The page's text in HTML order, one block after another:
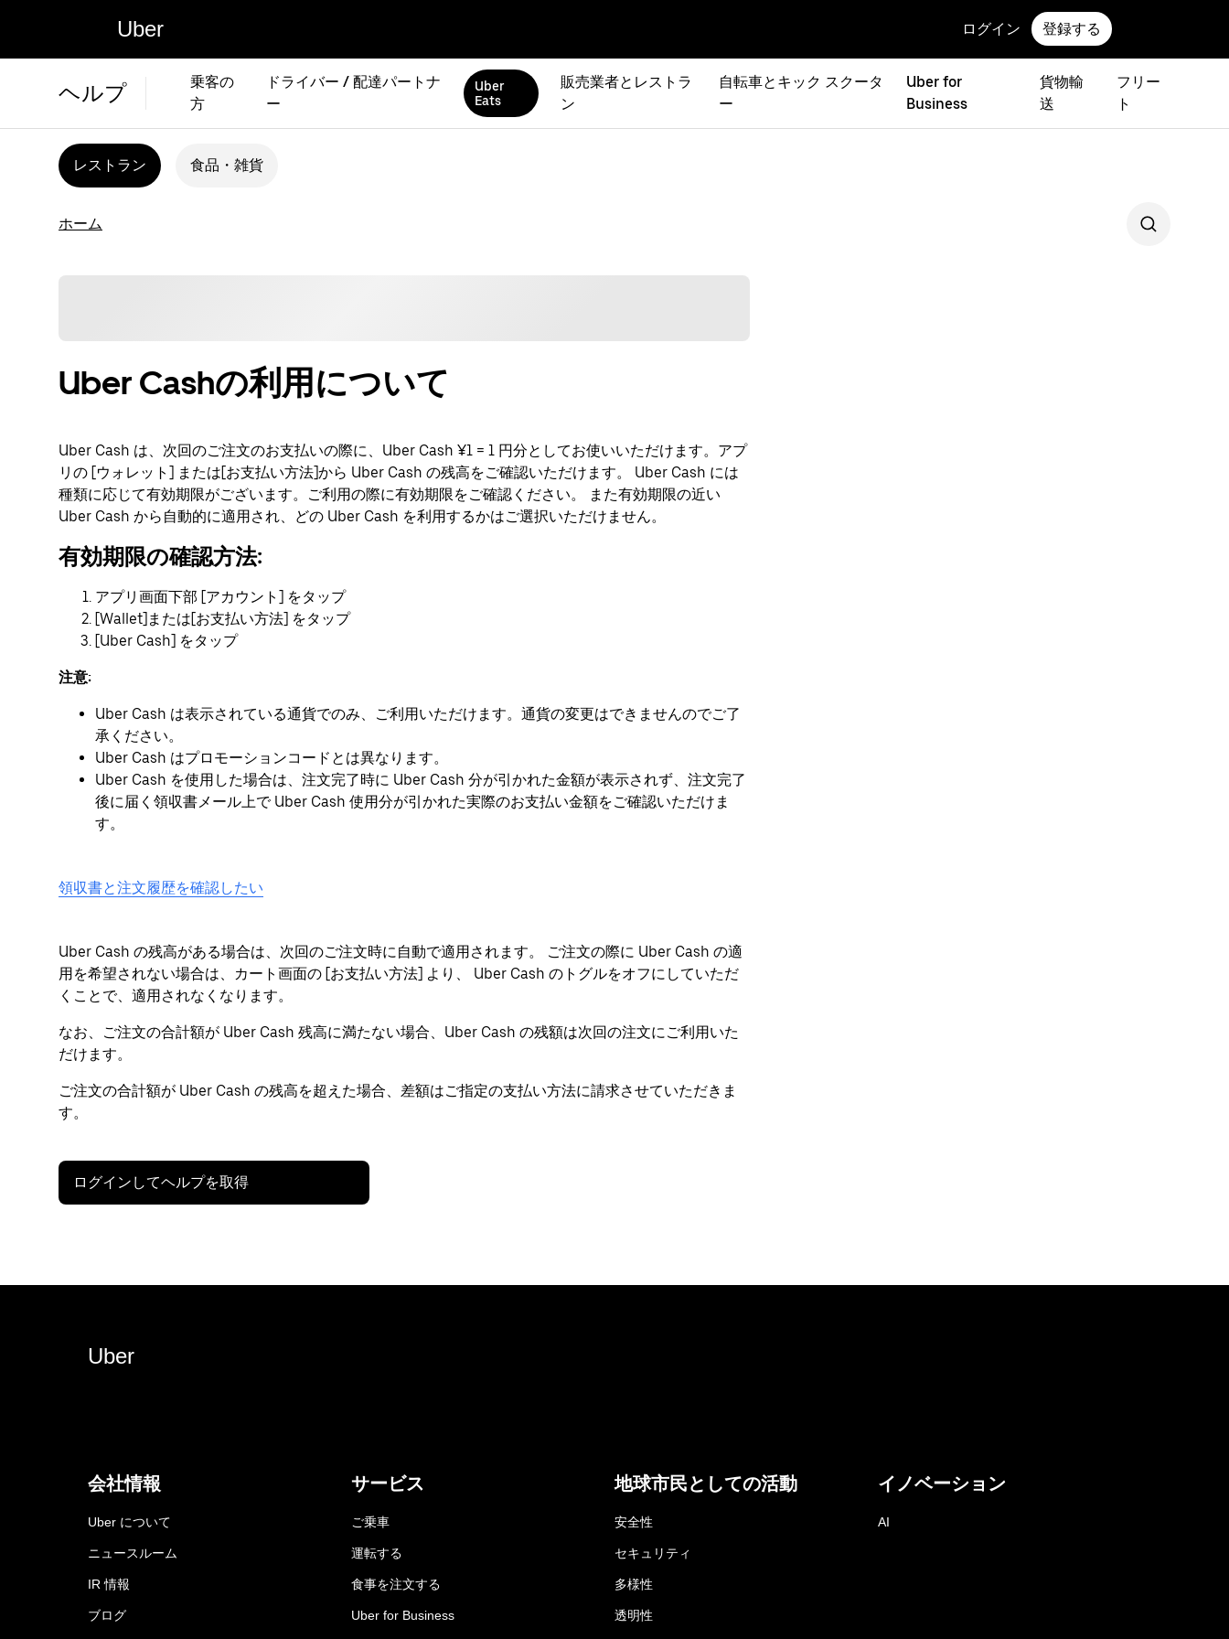
Uber ログイン 登録する
ヘルプ
乗客の
方
ドライバー / 配達パートナ
ー
Uber
Eats
販売業者とレストラ
ン
自転車とキック スクータ
ー
Uber for
Business
貨物輸
送
フリー
ト
レストラン 食品・雑貨
ホーム
Uber Cashの利用について
Uber Cash は、次回のご注文のお支払いの際に、Uber Cash ¥1 = 1 円分としてお使いいただけます。アプ
リの [ウォレット] または[お支払い方法]から Uber Cash の残高をご確認いただけます。 Uber Cash には
種類に応じて有効期限がございます。ご利用の際に有効期限をご確認ください。 また有効期限の近い
Uber Cash から自動的に適用され、どの Uber Cash を利用するかはご選択いただけません。
有効期限の確認方法:
アプリ画面下部 [アカウント] をタップ
[Wallet]または[お支払い方法] をタップ
[Uber Cash] をタップ
注意:
Uber Cash は表示されている通貨でのみ、ご利用いただけます。通貨の変更はできませんのでご了
承ください。
Uber Cash はプロモーションコードとは異なります。
Uber Cash を使用した場合は、注文完了時に Uber Cash 分が引かれた金額が表示されず、注文完了
後に届く領収書メール上で Uber Cash 使用分が引かれた実際のお支払い金額をご確認いただけま
す。
領収書と注文履歴を確認したい
Uber Cash の残高がある場合は、次回のご注文時に自動で適用されます。 ご注文の際に Uber Cash の適
用を希望されない場合は、カート画面の [お支払い方法] より、 Uber Cash のトグルをオフにしていただ
くことで、適用されなくなります。
なお、ご注文の合計額が Uber Cash 残高に満たない場合、Uber Cash の残額は次回の注文にご利用いた
だけます。
ご注文の合計額が Uber Cash の残高を超えた場合、差額はご指定の支払い方法に請求させていただきま
す。
ログインしてヘルプを取得
Uber
会社情報
Uber について
ニュースルーム
IR 情報
ブログ
サービス
ご乗車
運転する
食事を注文する
Uber for Business
地球市民としての活動
安全性
セキュリティ
多様性
透明性
イノベーション
AI